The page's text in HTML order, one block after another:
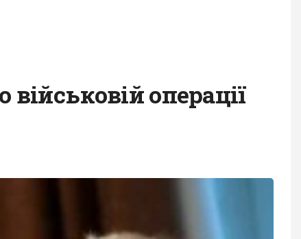
операції